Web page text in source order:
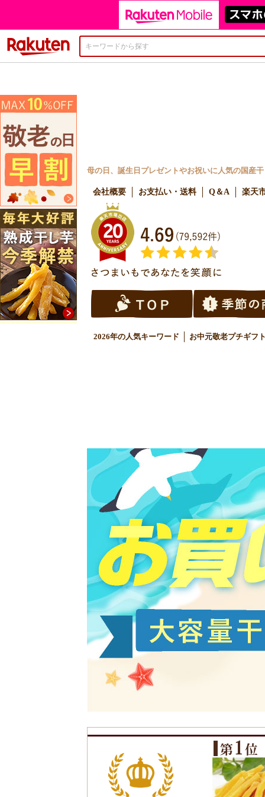
母の日、誕生日プレゼントやお祝いに人気の国産
会社概要 お支払い・送料 Q＆A 楽天